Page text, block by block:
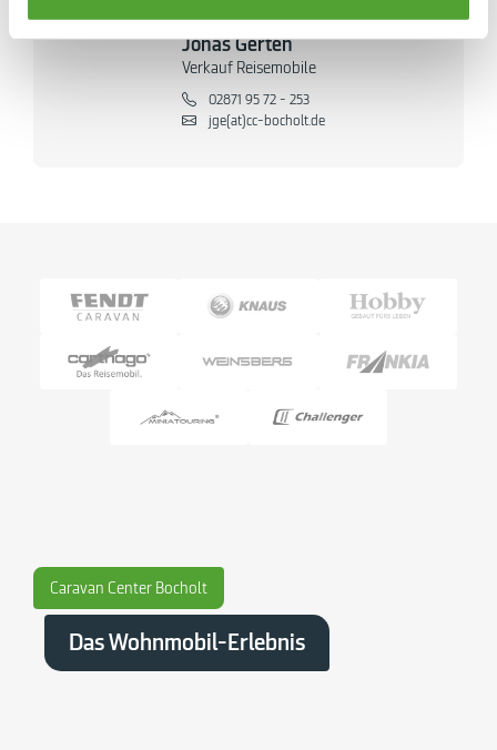
Jonas Gerten
Verkauf Reisemobile
02871 95 72 - 253
jge(at)cc-bocholt.de
Caravan Center Bocholt
Das Wohnmobil-Erlebnis